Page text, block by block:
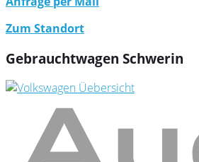
Zum Standort
Gebrauchtwagen Schwerin